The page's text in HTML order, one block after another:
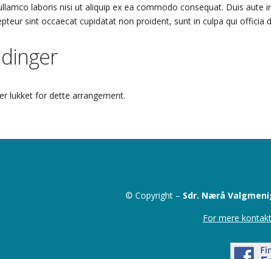
laboris nisi ut aliquip ex ea commodo consequat. Duis
sint occaecat cupidatat non proident, sunt in culpa qui officia
lukket for dette arrangement.
© Copyright – Sdr. Nærå
For mere